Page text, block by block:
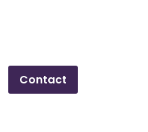
Contact